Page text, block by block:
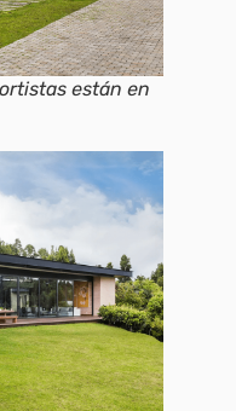
están en